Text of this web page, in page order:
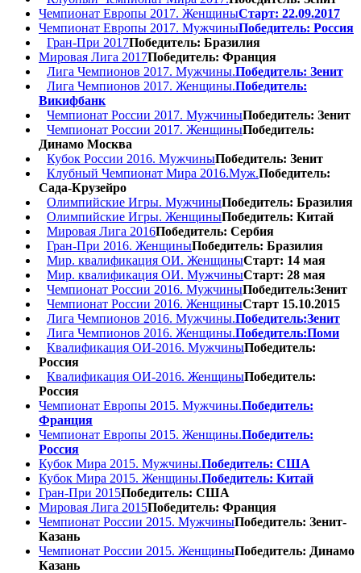
Чемпионат Европы 2017. ЖенщиныСтарт: 22.09.2017
Чемпионат Европы 2017. МужчиныПобедитель: Россия
Гран-При 2017Победитель: Бразилия
Мировая Лига 2017Победитель: Франция
Лига Чемпионов 2017. Мужчины.Победитель: Зенит
Лига Чемпионов 2017. Женщины.Победитель:
Викифбанк
Чемпионат России 2017. МужчиныПобедитель: Зенит
Чемпионат России 2017. ЖенщиныПобедитель:
Динамо Москва
Кубок России 2016. МужчиныПобедитель: Зенит
Клубный Чемпионат Мира 2016.Муж.Победитель:
Сада-Крузейро
Олимпийские Игры. МужчиныПобедитель: Бразилия
Олимпийские Игры. ЖенщиныПобедитель: Китай
Мировая Лига 2016Победитель: Сербия
Гран-При 2016. ЖенщиныПобедитель: Бразилия
Мир. квалификация ОИ. ЖенщиныСтарт: 14 мая
Мир. квалификация ОИ. МужчиныСтарт: 28 мая
Чемпионат России 2016. МужчиныПобедитель:Зенит
Чемпионат России 2016. ЖенщиныСтарт 15.10.2015
Лига Чемпионов 2016. Мужчины.Победитель:Зенит
Лига Чемпионов 2016. Женщины.Победитель:Поми
Квалификация ОИ-2016. МужчиныПобедитель:
Россия
Квалификация ОИ-2016. ЖенщиныПобедитель:
Россия
Чемпионат Европы 2015. Мужчины.Победитель:
Франция
Чемпионат Европы 2015. Женщины.Победитель:
Россия
Кубок Мира 2015. Мужчины.Победитель: США
Кубок Мира 2015. Женщины.Победитель: Китай
Гран-При 2015Победитель: США
Мировая Лига 2015Победитель: Франция
Чемпионат России 2015. МужчиныПобедитель: Зенит-
Казань
Чемпионат России 2015. ЖенщиныПобедитель: Динамо
Казань